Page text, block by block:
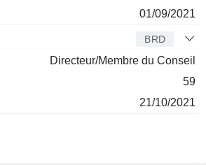
01/09/2021
BRD
Directeur/Membre du Conseil
59
21/10/2021